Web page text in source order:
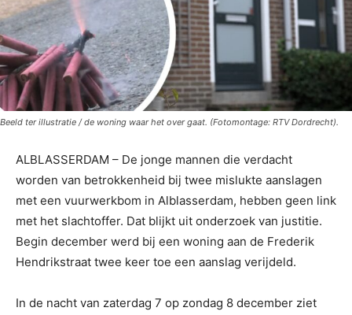
Beeld ter illustratie / de woning waar het over gaat. (Fotomontage: RTV Dordrecht).
ALBLASSERDAM – De jonge mannen die verdacht
worden van betrokkenheid bij twee mislukte aanslagen
met een vuurwerkbom in Alblasserdam, hebben geen link
met het slachtoffer. Dat blijkt uit onderzoek van justitie.
Begin december werd bij een woning aan de Frederik
Hendrikstraat twee keer toe een aanslag verijdeld.
In de nacht van zaterdag 7 op zondag 8 december ziet